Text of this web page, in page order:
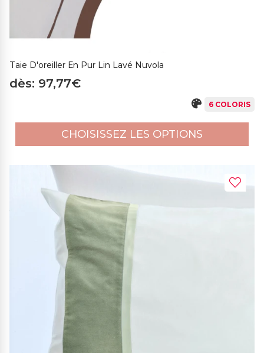
Taie D'oreiller En Pur Lin Lavé Nuvola
dès: 97,77€
6 COLORIS
CHOISISSEZ LES OPTIONS